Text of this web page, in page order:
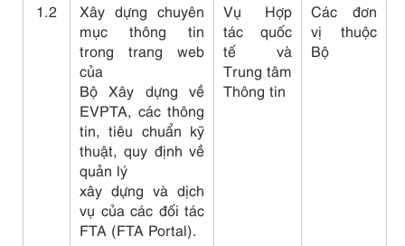
1.2
Xây dựng chuyên
mục thông tin
trong trang web
của
Bộ Xây dựng về
EVPTA, các thông
tin, tiêu chuẩn kỹ
thuật, quy định về
quản lý
xây dựng và dịch
vụ của các đối tác
FTA (FTA Portal).
Vụ Hợp
tác quốc
tế và
Trung tâm
Thông tin
Các đơn
vị thuộc
Bộ